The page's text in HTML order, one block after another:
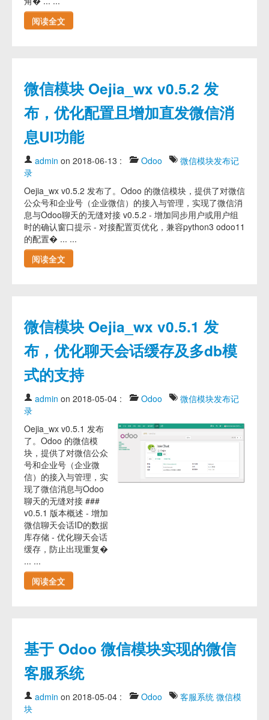
阅读全文
微信模块 Oejia_wx v0.5.2 发
布，优化配置且增加直发微信消
息UI功能
admin on 2018-06-13 : Odoo
微信模块发布记
录
Oejia_wx v0.5.2 发布了。Odoo 的微信模块，提供了对微信
公众号和企业号（企业微信）的接入与管理，实现了微信消
息与Odoo聊天的无缝对接 v0.5.2 - 增加同步用户或用户组
时的确认窗口提示 - 对接配置页优化，兼容python3 odoo11
的配置� ... ...
阅读全文
微信模块 Oejia_wx v0.5.1 发
布，优化聊天会话缓存及多db模
式的支持
admin on 2018-05-04 : Odoo
微信模块发布记
录
Oejia_wx v0.5.1 发布
了。Odoo 的微信模
块，提供了对微信公众
号和企业号（企业微
信）的接入与管理，实
现了微信消息与Odoo
聊天的无缝对接 ###
v0.5.1 版本概述 - 增加
微信聊天会话ID的数据
库存储 - 优化聊天会话
缓存，防止出现重复�
... ...
阅读全文
基于 Odoo 微信模块实现的微信
客服系统
admin on 2018-05-04 : Odoo 客服系统 微信模
块